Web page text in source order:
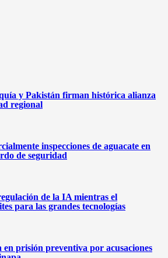
y Pakistán firman histórica alianza
regional
inspecciones de aguacate en
de seguridad
de la IA mientras el
para las grandes tecnologías
prisión preventiva por acusaciones